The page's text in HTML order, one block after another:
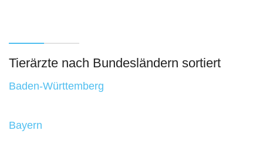
Tierärzte nach Bundesländern sortiert
Baden-Württemberg
Bayern